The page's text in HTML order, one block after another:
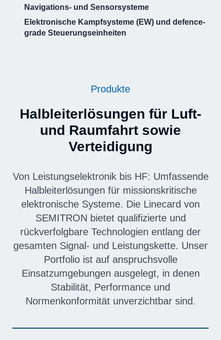
Navigations- und Sensorsysteme
Elektronische Kampfsysteme (EW) und defence-
grade Steuerungseinheiten
Produkte
Halbleiterlösungen für Luft-
und Raumfahrt sowie
Verteidigung
Von Leistungselektronik bis HF: Umfassende
Halbleiterlösungen für missionskritische
elektronische Systeme. Die Linecard von
SEMITRON bietet qualifizierte und
rückverfolgbare Technologien entlang der
gesamten Signal- und Leistungskette. Unser
Portfolio ist auf anspruchsvolle
Einsatzumgebungen ausgelegt, in denen
Stabilität, Performance und
Normenkonformität unverzichtbar sind.